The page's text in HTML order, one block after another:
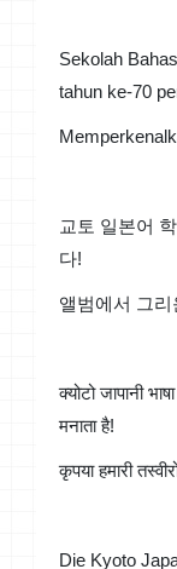
Sekolah
tahun ke-70
교토 일본어
다!
앨범에서 그
क्योटो जापानी
मनाता है!
कृपया हमारी
Die Kyoto